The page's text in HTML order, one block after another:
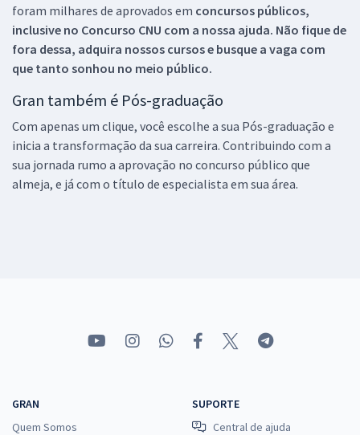
foram milhares de aprovados em concursos públicos,
inclusive no Concurso CNU com a nossa ajuda. Não fique de
fora dessa, adquira nossos cursos e busque a vaga com
que tanto sonhou no meio público.
Gran também é Pós-graduação
Com apenas um clique, você escolhe a sua Pós-graduação e
inicia a transformação da sua carreira. Contribuindo com a
sua jornada rumo a aprovação no concurso público que
almeja, e já com o título de especialista em sua área.
GRAN
Quem Somos
SUPORTE
Central de ajuda